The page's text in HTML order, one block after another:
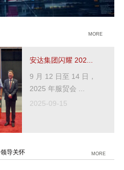
MORE
安达集团闪耀 202...
9 月 12 日至 14 日，
2025 年服贸会 ...
2025-09-15
领导关怀 MORE